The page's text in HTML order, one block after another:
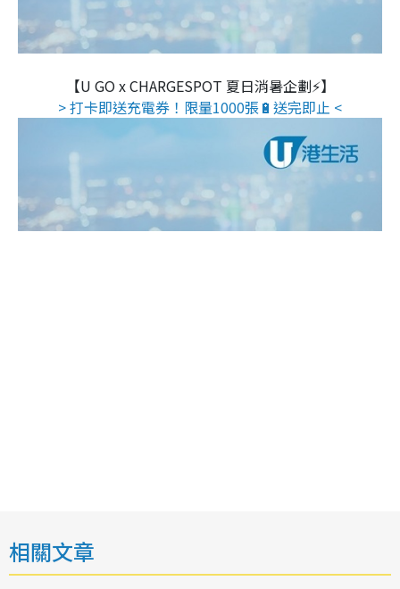
【U GO x CHARGESPOT 夏日消暑企劃⚡】
> 打卡即送充電券！限量1000張🔋送完即止 <
相關文章